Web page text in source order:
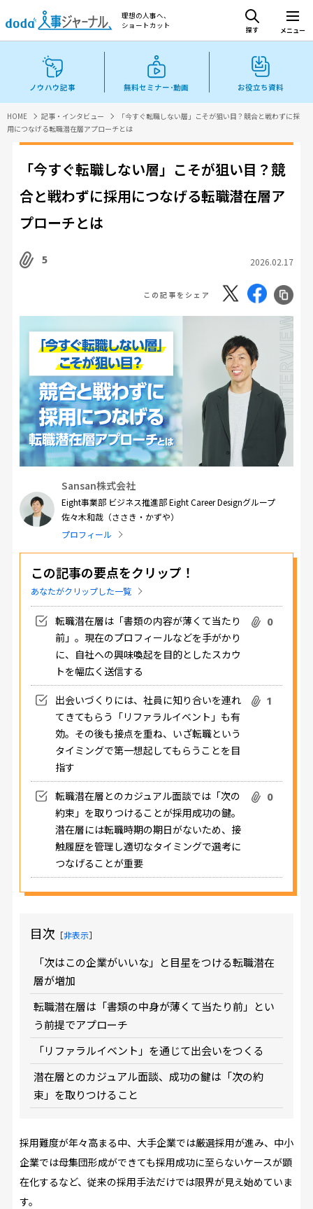
理想の人事へ、
ショートカット
探す メニュー
ノウハウ記事 無料セミナー･動画 お役立ち資料
HOME 記事・インタビュー
「今すぐ転職しない層」こそが狙い目？競合と戦わずに採
用につなげる転職潜在層アプローチとは
「今すぐ転職しない層」こそが狙い目？競
合と戦わずに採用につなげる転職潜在層ア
プローチとは
5 2026.02.17
この記事をシェア
Sansan株式会社
Eight事業部 ビジネス推進部 Eight Career Designグループ
佐々木和哉（ささき・かずや）
プロフィール
この記事の要点をクリップ！
あなたがクリップした一覧
転職潜在層は「書類の内容が薄くて当たり
前」。現在のプロフィールなどを手がかり
に、自社への興味喚起を目的としたスカウ
トを幅広く送信する
0
出会いづくりには、社員に知り合いを連れ
てきてもらう「リファラルイベント」も有
効。その後も接点を重ね、いざ転職という
タイミングで第一想起してもらうことを目
指す
1
転職潜在層とのカジュアル面談では「次の
約束」を取りつけることが採用成功の鍵。
潜在層には転職時期の期日がないため、接
触履歴を管理し適切なタイミングで選考に
つなげることが重要
0
目次 ［非表示］
「次はこの企業がいいな」と目星をつける転職潜在
層が増加
転職潜在層は「書類の中身が薄くて当たり前」とい
う前提でアプローチ
「リファラルイベント」を通じて出会いをつくる
潜在層とのカジュアル面談、成功の鍵は「次の約
束」を取りつけること
採用難度が年々高まる中、大手企業では厳選採用が進み、中小
企業では母集団形成ができても採用成功に至らないケースが顕
在化するなど、従来の採用手法だけでは限界が見え始めていま
す。